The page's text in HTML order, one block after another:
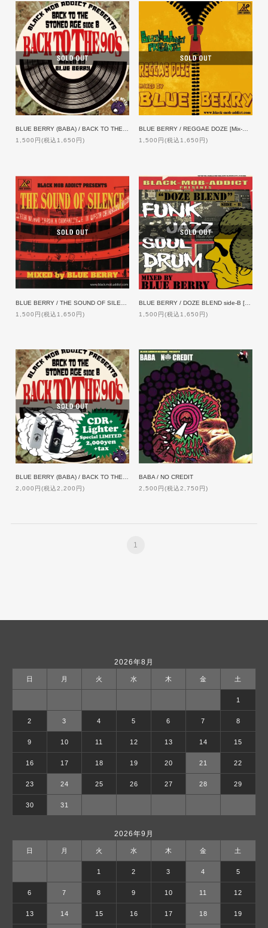
1,500円(税込1,650円)
1,500円(税込1,650円)
1,500円(税込1,650円)
1,500円(税込1,650円)
2,000円(税込2,200円)
BABA / NO CREDIT
2,500円(税込2,750円)
1
2026年8月
日 月 火 水 木 金 土
1
2 3 4 5 6 7 8
9 10 11 12 13 14 15
16 17 18 19 20 21 22
23 24 25 26 27 28 29
30 31
2026年9月
日 月 火 水 木 金 土
1 2 3 4 5
6 7 8 9 10 11 12
13 14 15 16 17 18 19